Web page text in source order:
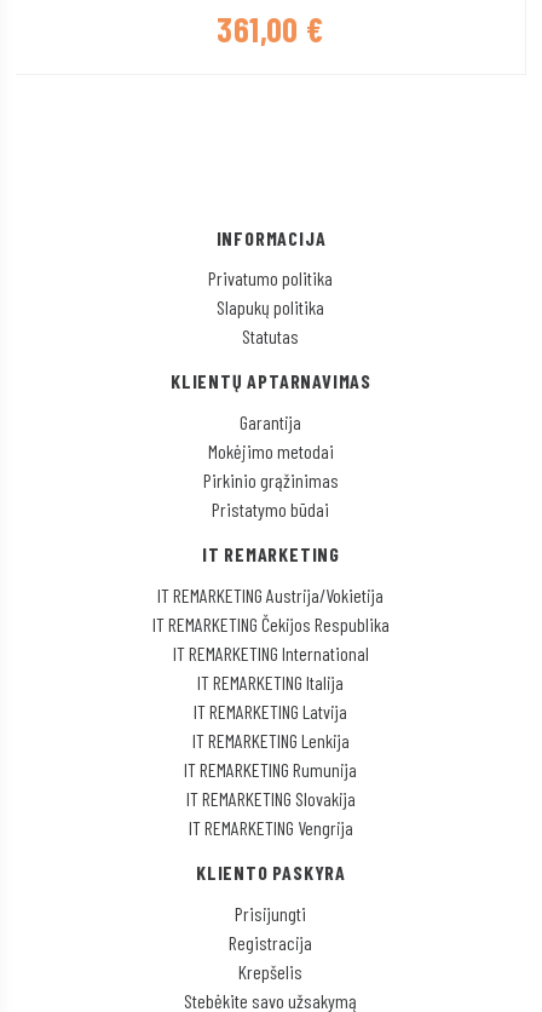
361,00 €
INFORMACIJA
Privatumo politika
Slapukų politika
Statutas
KLIENTŲ APTARNAVIMAS
Garantija
Mokėjimo metodai
Pirkinio grąžinimas
Pristatymo būdai
IT REMARKETING
IT REMARKETING Austrija/Vokietija
IT REMARKETING Čekijos Respublika
IT REMARKETING International
IT REMARKETING Italija
IT REMARKETING Latvija
IT REMARKETING Lenkija
IT REMARKETING Rumunija
IT REMARKETING Slovakija
IT REMARKETING Vengrija
KLIENTO PASKYRA
Prisijungti
Registracija
Krepšelis
Stebėkite savo užsakymą